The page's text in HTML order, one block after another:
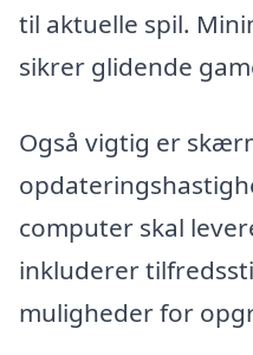
til aktuelle spil.
sikrer glidende
Også vigtig er
computer skal
inkluderer
muligheder for